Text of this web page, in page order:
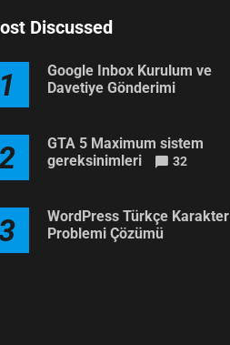
Discussed
1
Google Inbox Kurulum ve
Davetiye Gönderimi
GTA 5 Maximum sistem
gereksinimleri
32
WordPress Türkçe Karakter
Problemi Çözümü